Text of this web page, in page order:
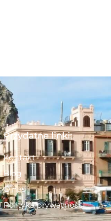
Przydatne linki:
Kontakt
Blog
O nas
Polityka prywatności